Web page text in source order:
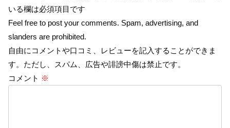
いる欄は必須項目です
Feel free to post your comments. Spam, advertising, and
slanders are prohibited.
自由にコメントや口コミ、レビューを記入することができま
す。ただし、スパム、広告や誹謗中傷は禁止です。
コメント ※